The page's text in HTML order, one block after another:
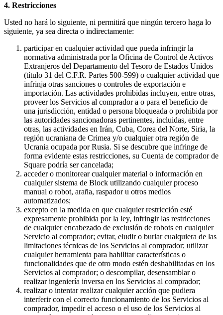
Hogar y comercio
Servicios automotrices
Contratistas y especialistas
Servicios profesionales
Servicios mascotas
Organizaciones y entidades sin fines de lucro
Servicios limpieza
Jardinería y actividades al aire libre
Diversión
Servicios de salud
Capacidades
Acepta pagos
Consigue más ventas
Mantén todo organizado
Administra el flujo de caja
Destaca tu marca
Automatiza y ahorra tiempo
Haz que tus clientes regresen
Hardware
4. Restricciones
Usted no hará lo siguiente, ni permitirá que ningún tercero haga lo
siguiente, ya sea directa o indirectamente:
participar en cualquier actividad que pueda infringir la
normativa administrada por la Oficina de Control de Activos
Extranjeros del Departamento del Tesoro de Estados Unidos
(título 31 del C.F.R. Partes 500-599) o cualquier actividad que
infrinja otras sanciones o controles de exportación e
importación. Las actividades prohibidas incluyen, entre otras,
proveer los Servicios al comprador a o para el beneficio de
una jurisdicción, entidad o persona bloqueada o prohibida por
las autoridades sancionadoras pertinentes, incluidas, entre
otras, las actividades en Irán, Cuba, Corea del Norte, Siria, la
región ucraniana de Crimea y/o cualquier otra región de
Ucrania ocupada por Rusia. Si se descubre que infringe de
forma evidente estas restricciones, su Cuenta de comprador de
Square podría ser cancelada;
acceder o monitorear cualquier material o información en
cualquier sistema de Block utilizando cualquier proceso
manual o robot, araña, raspador u otros medios
automatizados;
excepto en la medida en que cualquier restricción esté
expresamente prohibida por la ley, infringir las restricciones
de cualquier encabezado de exclusión de robots en cualquier
Servicio al comprador; evitar, eludir o burlar cualquiera de las
limitaciones técnicas de los Servicios al comprador; utilizar
cualquier herramienta para habilitar características o
funcionalidades que de otro modo estén deshabilitadas en los
Servicios al comprador; o descompilar, desensamblar o
realizar ingeniería inversa en los Servicios al comprador;
realizar o intentar realizar cualquier acción que pudiera
interferir con el correcto funcionamiento de los Servicios al
comprador, impedir el acceso o el uso de los Servicios al